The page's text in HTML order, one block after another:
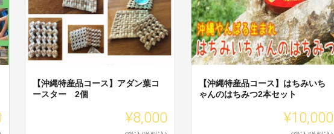
【沖縄特産品コース】アダン葉コ
ースター 2個
¥8,000
【沖縄特産品コース】はちみいち
ゃんのはちみつ2本セット
¥10,000